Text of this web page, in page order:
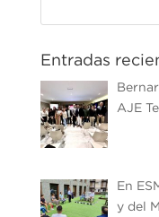
Entradas
AJE
En
y del